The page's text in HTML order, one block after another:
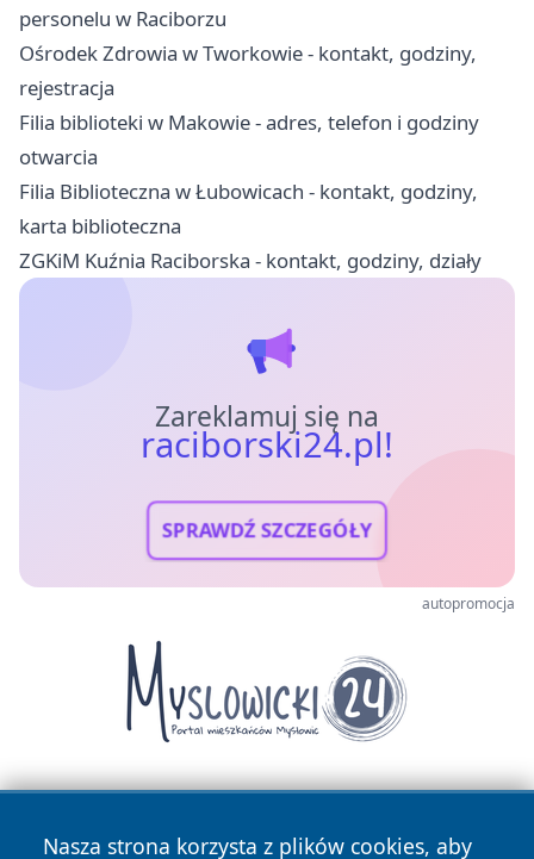
personelu w Raciborzu
Ośrodek Zdrowia w Tworkowie - kontakt, godziny,
rejestracja
Filia biblioteki w Makowie - adres, telefon i godziny
otwarcia
Filia Biblioteczna w Łubowicach - kontakt, godziny,
karta biblioteczna
ZGKiM Kuźnia Raciborska - kontakt, godziny, działy
Zareklamuj się na
raciborski24.pl!
SPRAWDŹ SZCZEGÓŁY
autopromocja
Nasza strona korzysta z plików cookies, aby